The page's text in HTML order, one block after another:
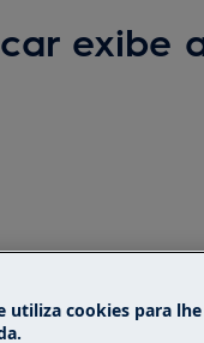
exibe
de erro
utiliza cookies para